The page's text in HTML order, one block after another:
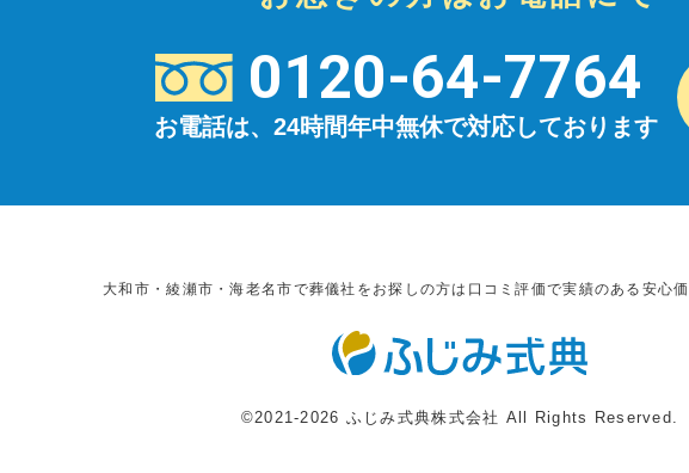
0120-64-7764
お電話は、24時間年中無休で対応しております
大和市・綾瀬市・海老名市で葬儀社をお探しの方は口コミ評価で実績のある安心
©2021-2026 ふじみ式典株式会社 All Rights Reserved.